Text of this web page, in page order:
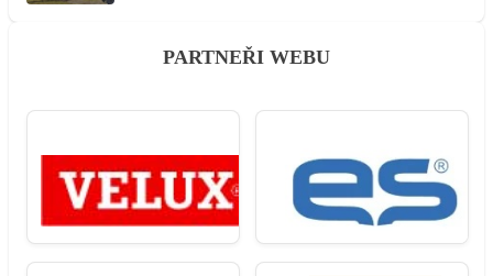
PARTNEŘI WEBU